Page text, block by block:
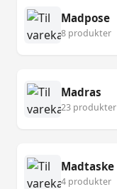
Madpose
8 produkter
Madras
23 produkter
Madtaske
4 produkter